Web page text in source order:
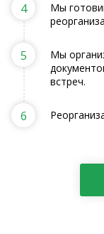
4
Мы
5
Мы
встреч.
6